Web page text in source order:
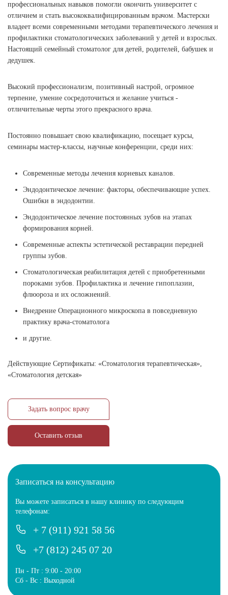
профессиональных навыков помогли окончить университет с
отличием и стать высококвалифицированным врачом. Мастерски
владеет всеми современными методами терапевтического лечения и
профилактики стоматологических заболеваний у детей и взрослых.
Настоящий семейный стоматолог для детей, родителей, бабушек и
дедушек.
Высокий профессионализм, позитивный настрой, огромное
терпение, умение сосредоточиться и желание учиться -
отличительные черты этого прекрасного врача.
Постоянно повышает свою квалификацию, посещает курсы,
семинары мастер-классы, научные конференции, среди них:
Современные методы лечения корневых каналов.
Эндодонтическое лечение: факторы, обеспечивающие успех.
Ошибки в эндодонтии.
Эндодонтическое лечение постоянных зубов на этапах
формирования корней.
Современные аспекты эстетической реставрации передней
группы зубов.
Стоматологическая реабилитация детей с приобретенными
пороками зубов. Профилактика и лечение гипоплазии,
флюороза и их осложнений.
Внедрение Операционного микроскопа в повседневную
практику врача-стоматолога
и другие.
Действующие Сертификаты: «Стоматология терапевтическая»,
«Стоматология детская»
Задать вопрос врачу
Оставить отзыв
Записаться на консультацию
Вы можете записаться в нашу клинику по следующим
телефонам:
+ 7 (911) 921 58 56
+7 (812) 245 07 20
Пн - Пт : 9:00 - 20:00
Сб - Вс : Выходной